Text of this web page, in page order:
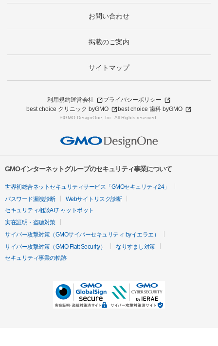
お問い合わせ
掲載のご案内
サイトマップ
利用規約運営会社
プライバシーポリシー
best choice クリニック byGMO
best choice 歯科 byGMO
©GMO DesignOne, Inc. All Rights reserved.
GMOインターネットグループのセキュリティ事業について
世界初総合ネットセキュリティサービス「GMOセキュリティ24」
パスワード漏洩診断
Webサイトリスク診断
セキュリティ相談AIチャットボット
実在証明・盗聴対策
サイバー攻撃対策（GMOサイバーセキュリティ byイエラエ）
サイバー攻撃対策（GMO Flatt Security）
なりすまし対策
セキュリティ事業の軌跡